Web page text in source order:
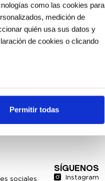
como las cookies para
medición de
quién usa sus datos y
de cookies o clicando
metros
en la
de redes sociales,
o que hayan recopilado a
Permitir todas
sociales
SÍGUENOS
Instagram